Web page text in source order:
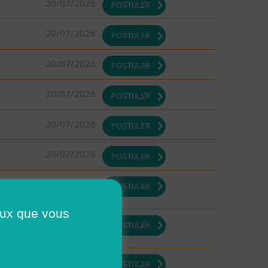
20/07/2026 POSTULER
20/07/2026 POSTULER
20/07/2026 POSTULER
20/07/2026 POSTULER
20/07/2026 POSTULER
20/07/2026 POSTULER
POSTULER
POSTULER
POSTULER
que vous